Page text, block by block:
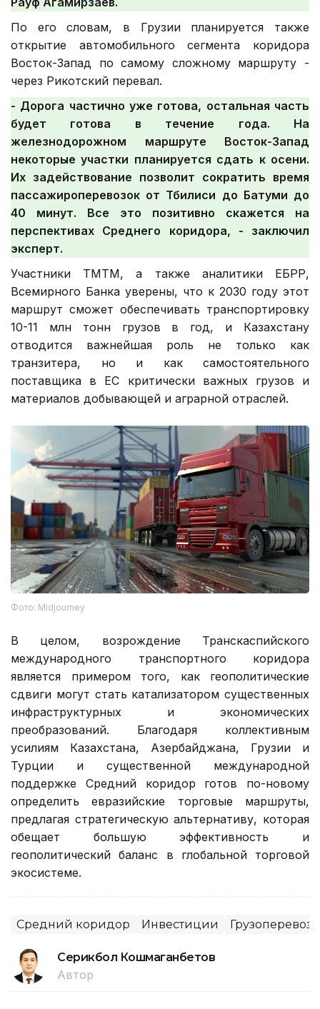
По его словам, в Грузии планируется также
открытие автомобильного сегмента коридора
Восток-Запад по самому сложному маршруту -
через Рикотский перевал.
- Дорога частично уже готова, остальная часть
будет готова в течение года. На
железнодорожном маршруте Восток-Запад
некоторые участки планируется сдать к осени.
Их задействование позволит сократить время
пассажироперевозок от Тбилиси до Батуми до
40 минут. Все это позитивно скажется на
перспективах Среднего коридора, - заключил
эксперт.
Участники ТМТМ, а также аналитики ЕБРР,
Всемирного Банка уверены, что к 2030 году этот
маршрут сможет обеспечивать транспортировку
10-11 млн тонн грузов в год, и Казахстану
отводится важнейшая роль не только как
транзитера, но и как самостоятельного
поставщика в ЕС критически важных грузов и
материалов добывающей и аграрной отраслей.
Фото: Midjourney
В целом, возрождение Транскаспийского
международного транспортного коридора
является примером того, как геополитические
сдвиги могут стать катализатором существенных
инфраструктурных и экономических
преобразований. Благодаря коллективным
усилиям Казахстана, Азербайджана, Грузии и
Турции и существенной международной
поддержке Средний коридор готов по-новому
определить евразийские торговые маршруты,
предлагая стратегическую альтернативу, которая
обещает большую эффективность и
геополитический баланс в глобальной торговой
экосистеме.
Средний коридор Инвестиции
Серикбол Кошмаганбетов
Автор